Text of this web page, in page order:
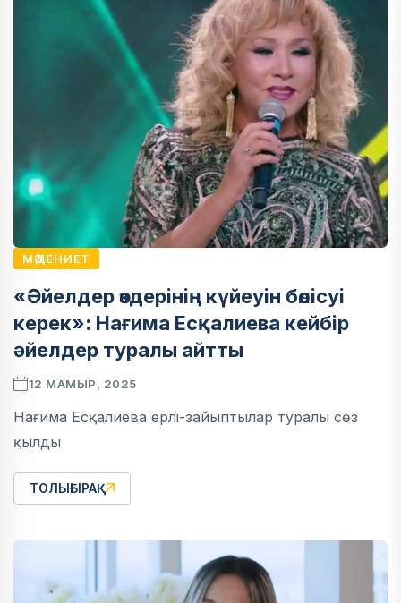
МӘДЕНИЕТ
«Әйелдер өздерінің күйеуін бөлісуі
керек»: Нағима Есқалиева кейбір
әйелдер туралы айтты
12 МАМЫР, 2025
Нағима Есқалиева ерлі-зайыптылар туралы сөз
қылды
ТОЛЫҒЫРАҚ